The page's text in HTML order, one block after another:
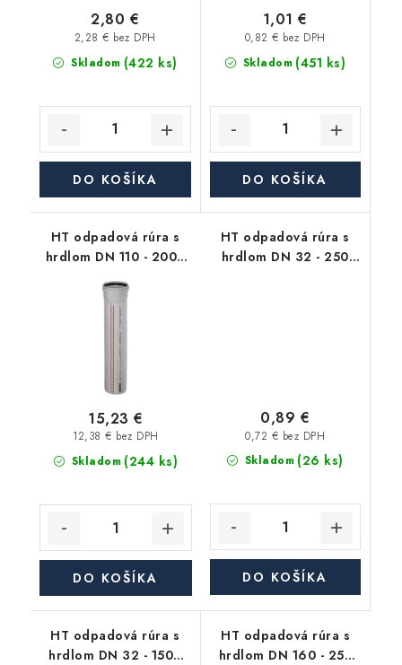
Skladom (422 ks)
2,28 € bez DPH
2,80 €
DO KOŠÍKA
Skladom (451 ks)
0,82 € bez DPH
1,01 €
DO KOŠÍKA
HT odpadová rúra s
hrdlom DN 110 - 2000
Skladom (244 ks)
12,38 € bez DPH
15,23 €
DO KOŠÍKA
HT odpadová rúra s
hrdlom DN 32 - 250
Skladom (26 ks)
0,72 € bez DPH
0,89 €
DO KOŠÍKA
HT odpadová rúra s
hrdlom DN 32 - 1500
HT odpadová rúra s
hrdlom DN 160 - 250